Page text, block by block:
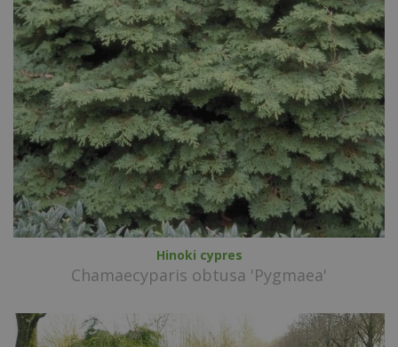
Hinoki cypres
Chamaecyparis obtusa 'Pygmaea'